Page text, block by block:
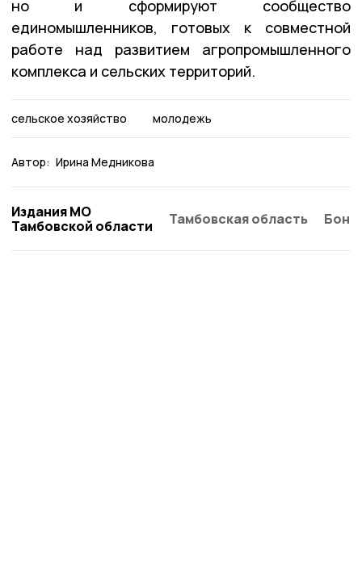
но и сформируют сообщество
единомышленников, готовых к совместной
работе над развитием агропромышленного
комплекса и сельских территорий.
сельское хозяйство молодежь
Автор: Ирина Медникова
Издания МО
Тамбовской области
Тамбовская область